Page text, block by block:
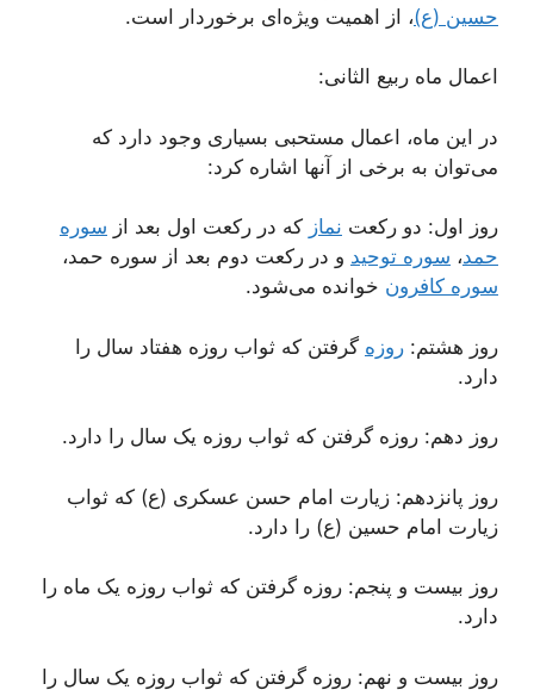
حسین (ع)، از اهمیت ویژه‌ای برخوردار است.
اعمال ماه ربیع الثانی:
در این ماه، اعمال مستحبی بسیاری وجود دارد که
می‌توان به برخی از آنها اشاره کرد:
روز اول: دو رکعت نماز که در رکعت اول بعد از سوره
حمد، سوره توحید و در رکعت دوم بعد از سوره حمد،
سوره کافرون خوانده می‌شود.
روز هشتم: روزه گرفتن که ثواب روزه هفتاد سال را
دارد.
روز دهم: روزه گرفتن که ثواب روزه یک سال را دارد.
روز پانزدهم: زیارت امام حسن عسکری (ع) که ثواب
زیارت امام حسین (ع) را دارد.
روز بیست و پنجم: روزه گرفتن که ثواب روزه یک ماه را
دارد.
روز بیست و نهم: روزه گرفتن که ثواب روزه یک سال را